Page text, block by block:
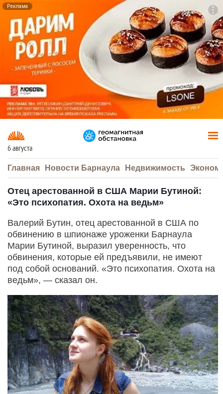
Реклама
6 августа
Главная Новости Барнаула Недвижимость
Отец арестованной в США Марии Бутиной:
«Это психопатия. Охота на ведьм»
Валерий Бутин, отец арестованной в США по
обвинению в шпионаже уроженки Барнаула
Марии Бутиной, выразил уверенность, что
обвинения, которые ей предъявили, не имеют
под собой оснований. «Это психопатия. Охота на
ведьм», — сказал он.